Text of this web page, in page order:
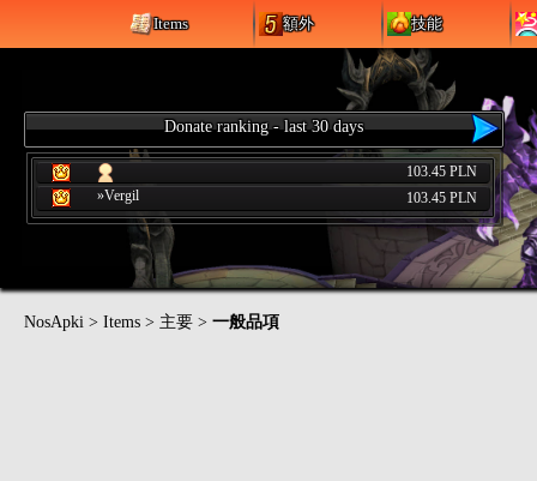
Items 額外 技能
Donate ranking - last 30 days
103.45 PLN
»Vergil
103.45 PLN
NosApki > Items > 主要 > 一般品項